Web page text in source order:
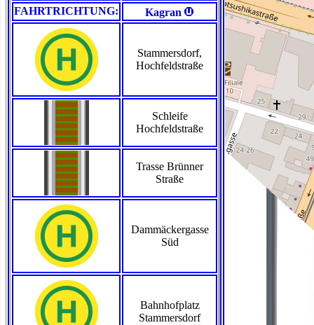
FAHRTRICHTUNG: Kagran >
Stammersdorf,
Hochfeldstraße
Schleife
Hochfeldstraße
Trasse Brünner
Straße
Dammäckergasse
Süd
Bahnhofplatz
Stammersdorf